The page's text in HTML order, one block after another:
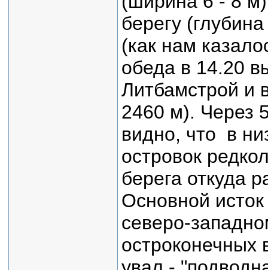
берегу
(как нам
обеда в 14.20
Литбамстрой и
2460 м). Через
видно, что в
островок
берега откуда
Основной
северо-